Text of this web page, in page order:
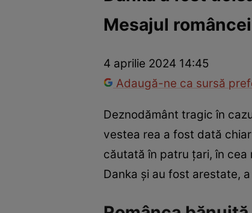
InternaționalFapt divers
Mesajul
4 aprilie 2024 14:45
Adaugă-ne ca sursă
Deznodământ tragic în
vestea rea a fost dată
căutată în patru țari, în cea
Danka și au fost arestate,